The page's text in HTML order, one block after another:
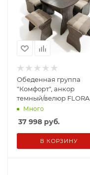
Обеденная группа
"Комфорт", анкор
темный/велюр FLORA
03/LOKO 22 бежевый
(скамья, стол, табурет)
Много
37 998 руб.
В КОРЗИНУ